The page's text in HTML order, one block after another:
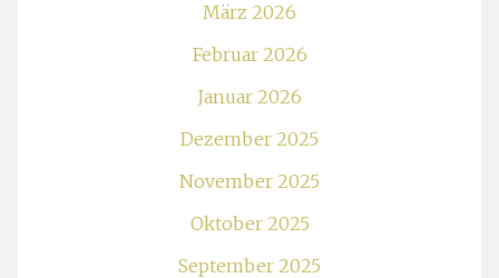
März 2026
Februar 2026
Januar 2026
Dezember 2025
November 2025
Oktober 2025
September 2025